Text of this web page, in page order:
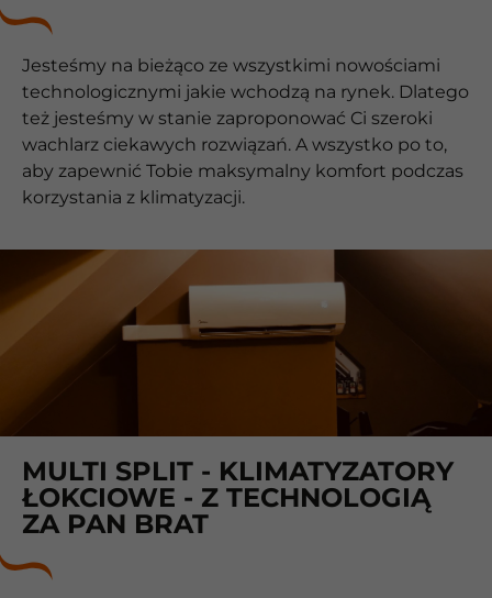
Jesteśmy na bieżąco ze wszystkimi nowościami
technologicznymi jakie wchodzą na rynek. Dlatego
też jesteśmy w stanie zaproponować Ci szeroki
wachlarz ciekawych rozwiązań. A wszystko po to,
aby zapewnić Tobie maksymalny komfort podczas
korzystania z klimatyzacji.
MULTI SPLIT - KLIMATYZATORY
ŁOKCIOWE - Z TECHNOLOGIĄ
ZA PAN BRAT